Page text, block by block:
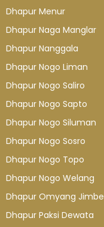
Dhapur Menur
Dhapur Naga Manglar
Dhapur Nanggala
Dhapur Nogo Liman
Dhapur Nogo Saliro
Dhapur Nogo Sapto
Dhapur Nogo Siluman
Dhapur Nogo Sosro
Dhapur Nogo Topo
Dhapur Nogo Welang
Dhapur Omyang Jimbe
Dhapur Paksi Dewata